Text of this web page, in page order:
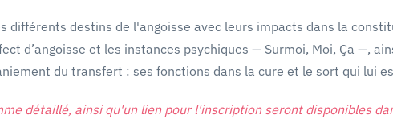
différents destins de l'angoisse avec leurs impacts dans la
d’angoisse et les instances psychiques — Surmoi, Moi, Ça —,
du transfert : ses fonctions dans la cure et le sort qui lui
détaillé, ainsi qu'un lien pour l'inscription seront disponibles